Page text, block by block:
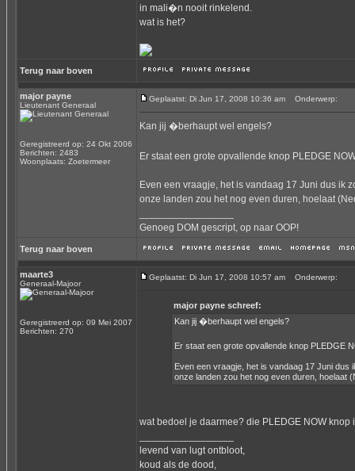
in mali�n nooit rinkelend.
wat is het?
Terug naar boven
major payne
Lieutenant Generaal
Geregistreerd op: 24 Okt 2006
Berichten: 2483
Woonplaats: Zoetermeer
Geplaatst: Di Jun 17, 2008 10:36 am Onderwerp:
Kan jij �berhaupt wel engels?
Er staat een grote opvallende knop PLEDGE
Even een vraagje, het is vandaag 17 Juni dus ik
onze landen zou het nog even duren, hoelaat
Genoeg DOM gescript, op naar OOP!
Terug naar boven
maarte3
Generaal-Majoor
Geregistreerd op: 09 Mei 2007
Berichten: 270
Geplaatst: Di Jun 17, 2008 10:57 am Onderwerp:
major payne schreef:
Kan jij �berhaupt wel engels?
Er staat een grote opvallende knop PLEDGE
Even een vraagje, het is vandaag 17 Juni
onze landen zou het nog even duren, hoelaat
wat bedoel je daarmee? die PLEDGE NOW knop
levend van lugt ontbloot,
koud als de dood,